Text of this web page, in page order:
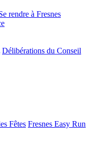
rendre à Fresnes
Délibérations du Conseil
Fêtes Fresnes Easy Run